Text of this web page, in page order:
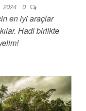
2024 0
en iyi araçlar
Hadi birlikte